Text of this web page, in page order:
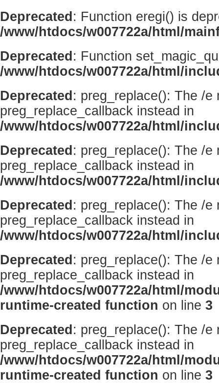
Deprecated : Function eregi() is
/www/htdocs/w007722a/html/
Deprecated : Function
/www/htdocs/w007722a/html/
Deprecated : preg_replace(): The /
preg_replace_callback instead in
/www/htdocs/w007722a/html/
Deprecated : preg_replace(): The /
preg_replace_callback instead in
/www/htdocs/w007722a/html/
Deprecated : preg_replace(): The /
preg_replace_callback instead in
/www/htdocs/w007722a/html/
Deprecated : preg_replace(): The /
preg_replace_callback instead in
/www/htdocs/w007722a/html/
runtime-created function on line 3
Deprecated : preg_replace(): The /
preg_replace_callback instead in
/www/htdocs/w007722a/html/
runtime-created function on line 3